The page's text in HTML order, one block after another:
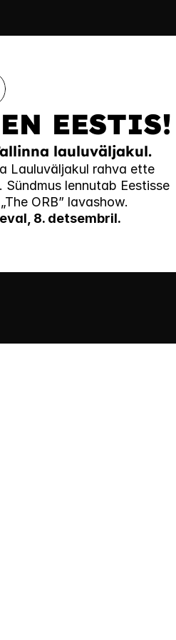
EESTIS!
lauluväljakul.
Lauluväljakul rahva ette
. Sündmus lennutab Eestisse
ORB” lavashow.
8. detsembril.